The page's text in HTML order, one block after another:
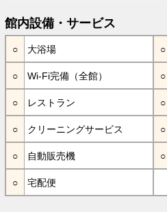
館内設備・サービス
大浴場
Wi-Fi完備（全館）
レストラン
クリーニングサービス
自動販売機
宅配便